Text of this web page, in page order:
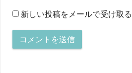
新しい投稿をメールで受け取る